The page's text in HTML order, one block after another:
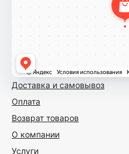
Доставка и самовывоз
Оплата
Возврат товаров
О компании
Услуги